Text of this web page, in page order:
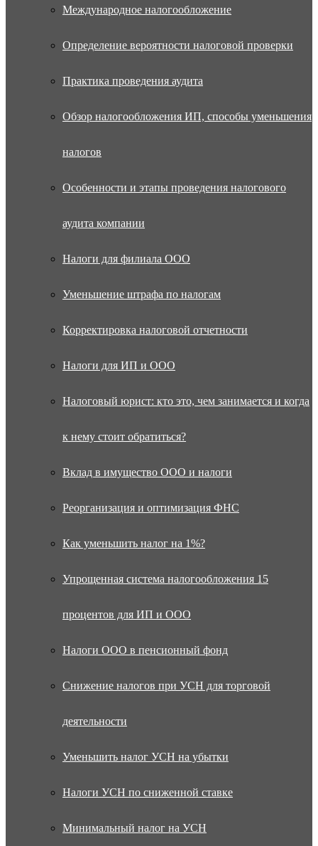
Международное налогообложение
Определение вероятности налоговой проверки
Практика проведения аудита
Обзор налогообложения ИП, способы уменьшения
налогов
Особенности и этапы проведения налогового
аудита компании
Налоги для филиала ООО
Уменьшение штрафа по налогам
Корректировка налоговой отчетности
Налоги для ИП и ООО
Налоговый юрист: кто это, чем занимается и когда
к нему стоит обратиться?
Вклад в имущество ООО и налоги
Реорганизация и оптимизация ФНС
Как уменьшить налог на 1%?
Упрощенная система налогообложения 15
процентов для ИП и ООО
Налоги ООО в пенсионный фонд
Снижение налогов при УСН для торговой
деятельности
Уменьшить налог УСН на убытки
Налоги УСН по сниженной ставке
Минимальный налог на УСН